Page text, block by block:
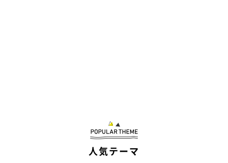
続いて、単独行動を好む猫の習性に合わない飼い主さんの行動例
人気テーマ